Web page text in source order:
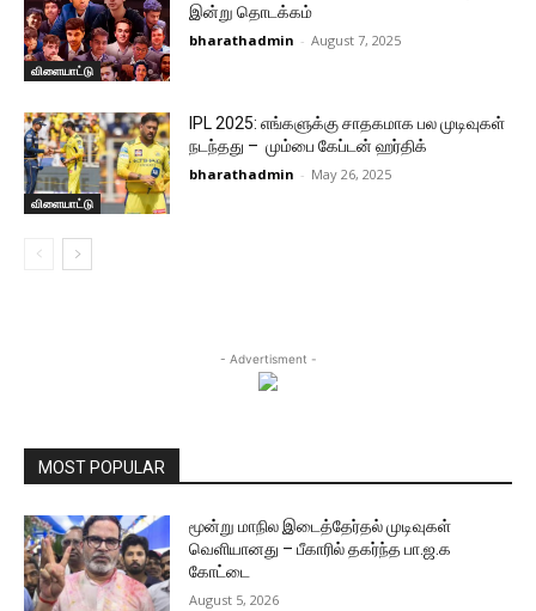
விளையாட்டு
இன்று தொடக்கம்
bharathadmin - August 7, 2025
விளையாட்டு
IPL 2025: எங்களுக்கு சாதகமாக பல முடிவுகள்
நடந்தது – மும்பை கேப்டன் ஹர்திக்
bharathadmin - May 26, 2025
- Advertisment -
MOST POPULAR
மூன்று மாநில இடைத்தேர்தல் முடிவுகள்
வெளியானது – பீகாரில் தகர்ந்த பா.ஜ.க
கோட்டை
August 5, 2026